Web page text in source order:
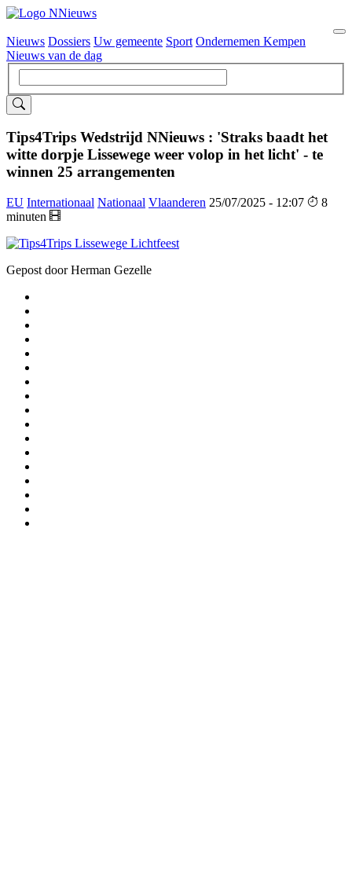
Hoofdnavigatie
Nieuws Dossiers Uw gemeente Sport Ondernemen Kempen
Nieuws van de dag
Tips4Trips Wedstrijd NNieuws : 'Straks baadt het
witte dorpje Lissewege weer volop in het licht' - te
winnen 25 arrangementen
EU Internationaal Nationaal Vlaanderen 25/07/2025 - 12:07
8
minuten
Gepost door Herman Gezelle